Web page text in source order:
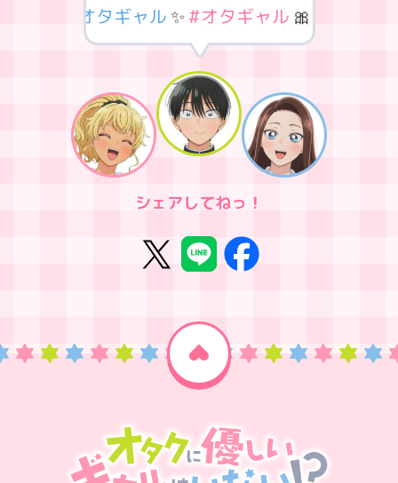
#オタギャル ✨ #オタギャル 🎀
シェアしてねっ！